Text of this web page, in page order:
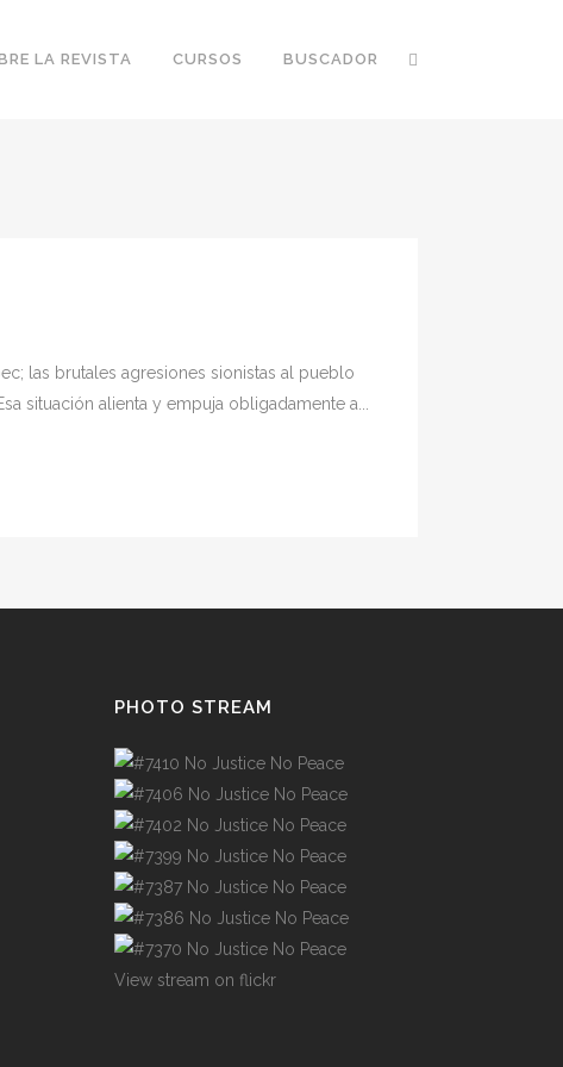
LA REVISTA CURSOS BUSCADOR
las brutales agresiones sionistas al pueblo
situación alienta y empuja obligadamente a...
PHOTO STREAM
View stream on flickr